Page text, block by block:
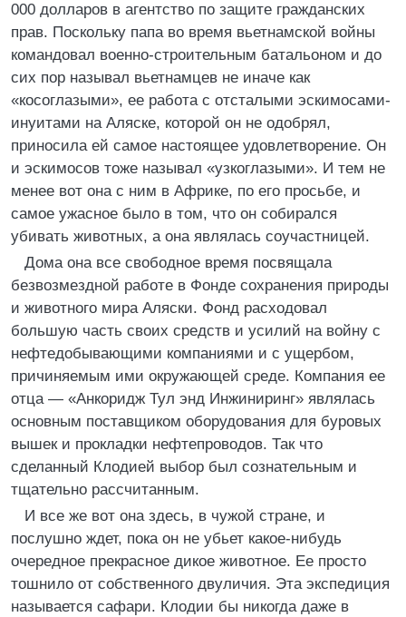
000 долларов в агентство по защите гражданских
прав. Поскольку папа во время вьетнамской войны
командовал военно-строительным батальоном и до
сих пор называл вьетнамцев не иначе как
«косоглазыми», ее работа с отсталыми эскимосами-
инуитами на Аляске, которой он не одобрял,
приносила ей самое настоящее удовлетворение. Он
и эскимосов тоже называл «узкоглазыми». И тем не
менее вот она с ним в Африке, по его просьбе, и
самое ужасное было в том, что он собирался
убивать животных, а она являлась соучастницей.
Дома она все свободное время посвящала
безвозмездной работе в Фонде сохранения природы
и животного мира Аляски. Фонд расходовал
большую часть своих средств и усилий на войну с
нефтедобывающими компаниями и с ущербом,
причиняемым ими окружающей среде. Компания ее
отца — «Анкоридж Тул энд Инжиниринг» являлась
основным поставщиком оборудования для буровых
вышек и прокладки нефтепроводов. Так что
сделанный Клодией выбор был сознательным и
тщательно рассчитанным.
И все же вот она здесь, в чужой стране, и
послушно ждет, пока он не убьет какое-нибудь
очередное прекрасное дикое животное. Ее просто
тошнило от собственного двуличия. Эта экспедиция
называется сафари. Клодии бы никогда даже в